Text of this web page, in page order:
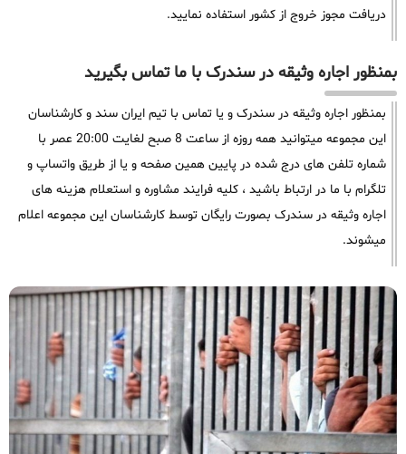
دریافت مجوز خروج از کشور استفاده نمایید.
بمنظور اجاره وثیقه در سندرک با ما تماس بگیرید
بمنظور اجاره وثیقه در سندرک و یا تماس با تیم ایران سند و کارشناسان
این مجموعه میتوانید همه روزه از ساعت 8 صبح لغایت 20:00 عصر با
شماره تلفن های درج شده در پایین همین صفحه و یا از طریق واتساپ و
تلگرام با ما در ارتباط باشید ، کلیه فرایند مشاوره و استعلام هزینه های
اجاره وثیقه در سندرک بصورت رایگان توسط کارشناسان این مجموعه اعلام
میشوند.